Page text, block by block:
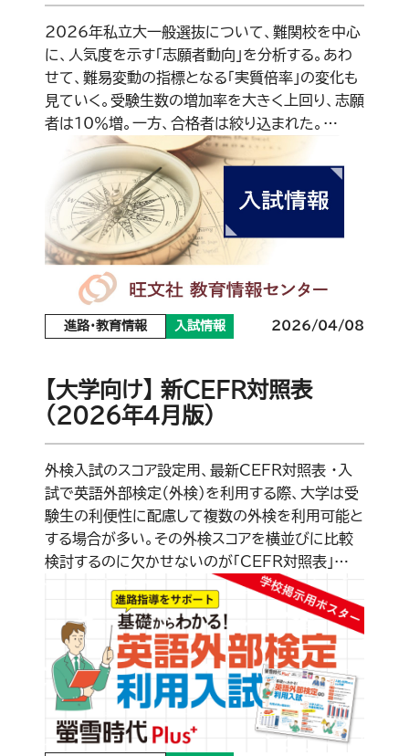
2026年私立大一般選抜について、難関校を中心
に、人気度を示す「志願者動向」を分析する。あわ
せて、難易変動の指標となる「実質倍率」の変化も
見ていく。受験生数の増加率を大きく上回り、志願
者は10％増。一方、合格者は絞り込まれた。…
進路・教育情報 入試情報 2026/04/08
【大学向け】 新CEFR対照表
（2026年4月版）
外検入試のスコア設定用、最新CEFR対照表 ・入
試で英語外部検定（外検）を利用する際、大学は受
験生の利便性に配慮して複数の外検を利用可能と
する場合が多い。その外検スコアを横並びに比較
検討するのに欠かせないのが「CEFR対照表」…